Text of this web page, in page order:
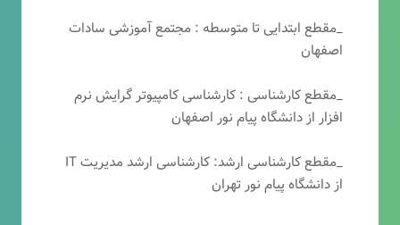
_مقطع ابتدایی تا متوسطه : مجتمع آموزشی سادات
اصفهان
_مقطع کارشناسی : کارشناسی کامپیوتر گرایش نرم
افزار از دانشگاه پیام نور اصفهان
_مقطع کارشناسی ارشد: کارشناسی ارشد مدیریت IT
از دانشگاه پیام نور تهران